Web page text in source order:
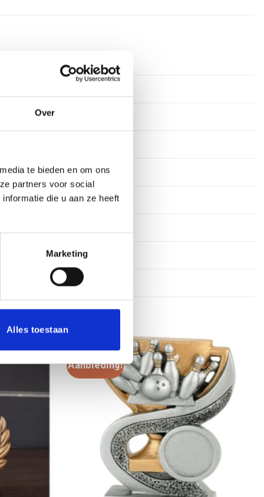
Over
te bieden en om ons
partners voor social
die u aan ze heeft
Marketing
Alles toestaan
aan
Aanbieding!
Toevoegen
aan
verlanglijst